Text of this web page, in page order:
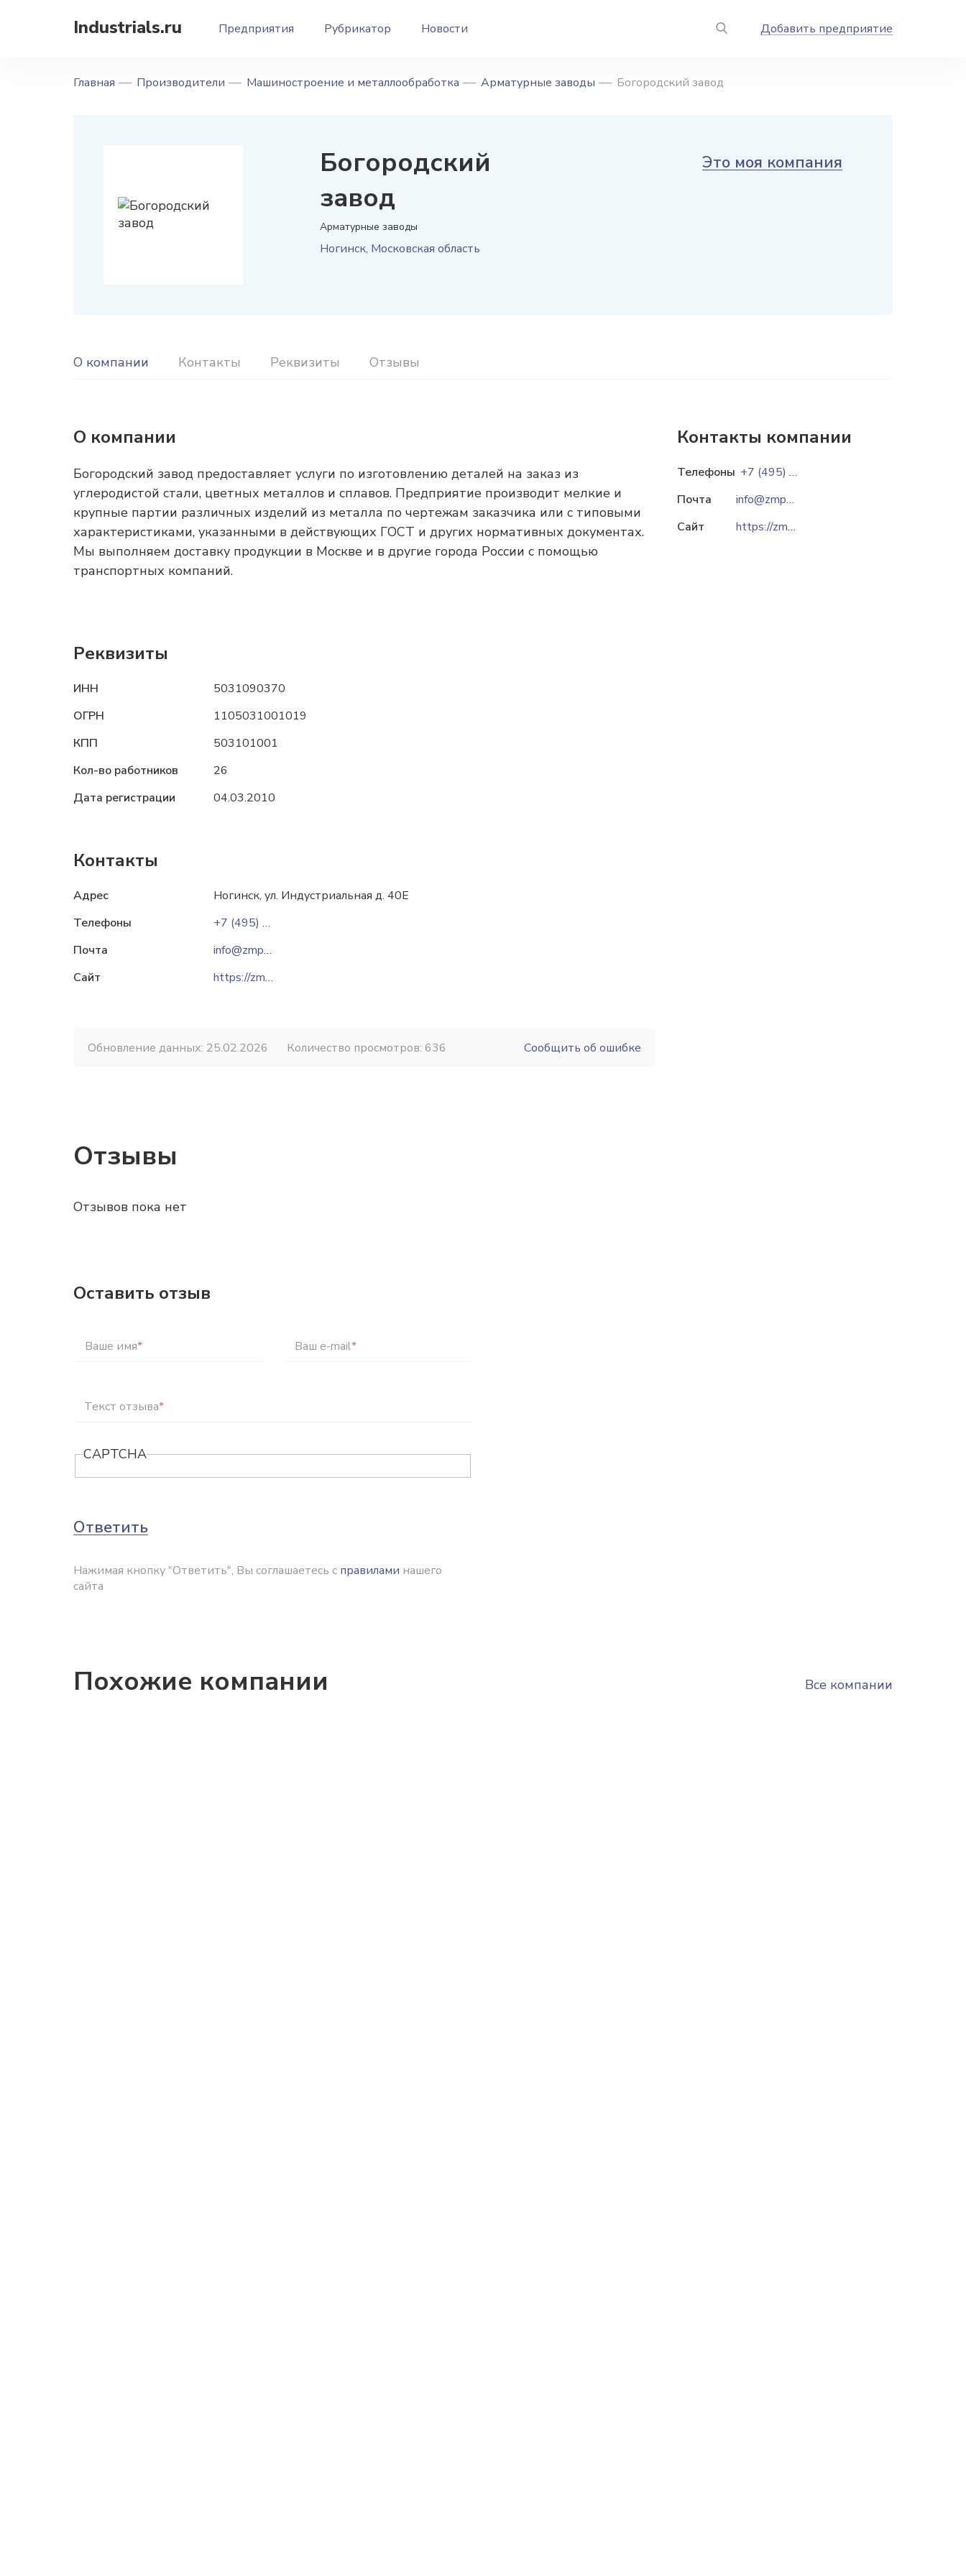
Industrials.ru Предприятия Рубрикатор Новости Добавить предприятие
Главная Производители Машиностроение и металлообработка Арматурные заводы Богородский завод
Богородский
завод
Арматурные заводы
Ногинск, Московская область
Это моя компания
О компании Контакты Реквизиты Отзывы
О компании
Богородский завод предоставляет услуги по изготовлению деталей на заказ из
углеродистой стали, цветных металлов и сплавов. Предприятие производит мелкие и
крупные партии различных изделий из металла по чертежам заказчика или с типовыми
характеристиками, указанными в действующих ГОСТ и других нормативных документах.
Мы выполняем доставку продукции в Москве и в другие города России с помощью
транспортных компаний.
Реквизиты
ИНН
5031090370
ОГРН
1105031001019
КПП
503101001
Кол-во работников
26
Дата регистрации
04.03.2010
Контакты
Адрес
Ногинск, ул. Индустриальная д. 40Е
Телефоны
+7 (495) 540-56-81
Почта
info@zmpb.ru
Сайт
https://zmpb.ru
Обновление данных: 25.02.2026 Количество просмотров: 636 Сообщить об ошибке
Отзывы
Отзывов пока нет
Оставить отзыв
Ваше имя* Ваш e-mail*
Текст отзыва*
CAPTCHA
Ответить
Нажимая кнопку "Ответить", Вы соглашаетесь с правилами нашего
сайта
Контакты компании
Телефоны
+7 (495) 540-56-81
Почта
info@zmpb.ru
Сайт
https://zmpb.ru
Похожие компании Все компании